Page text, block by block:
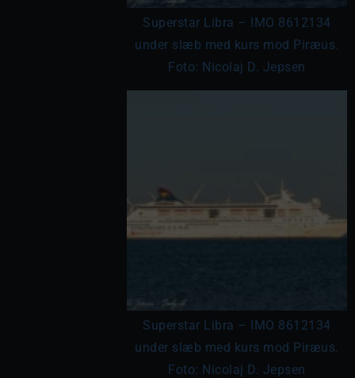
Superstar Libra – IMO 8612134
under slæb med kurs mod Piræus.
Foto: Nicolaj D. Jepsen
Superstar Libra – IMO 8612134
under slæb med kurs mod Piræus.
Foto: Nicolaj D. Jepsen